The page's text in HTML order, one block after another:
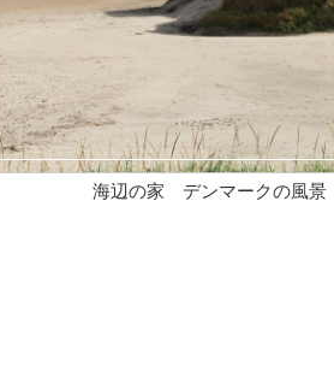
海辺の家 デンマークの風景